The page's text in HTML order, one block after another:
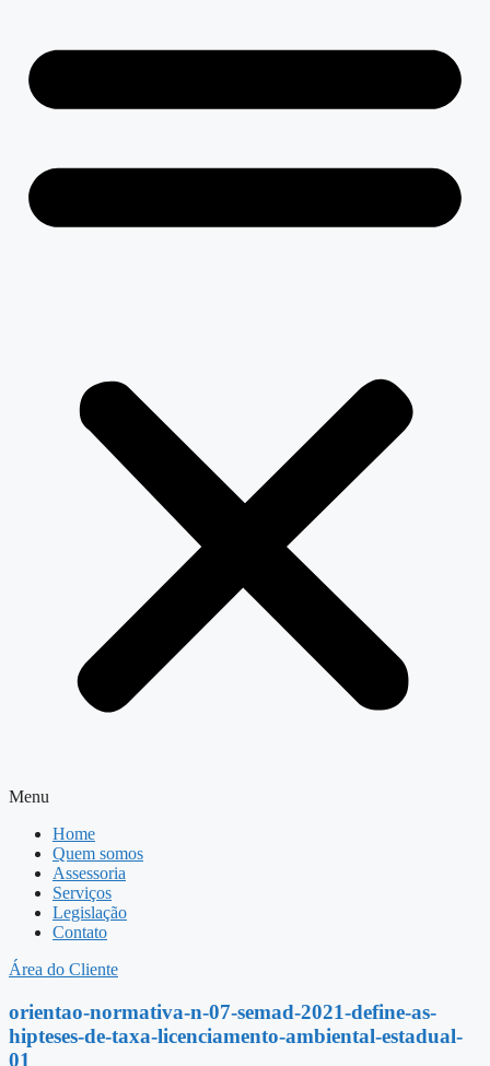
Menu
Home
Quem somos
Assessoria
Serviços
Legislação
Contato
Área do Cliente
orientao-normativa-n-07-semad-2021-define-as-
hipteses-de-taxa-licenciamento-ambiental-estadual-
01